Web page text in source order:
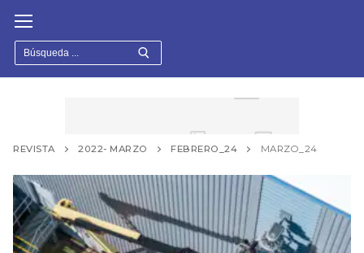
contenido
Buscar:
REVISTA 2022- MARZO FEBRERO_24 MARZO_24